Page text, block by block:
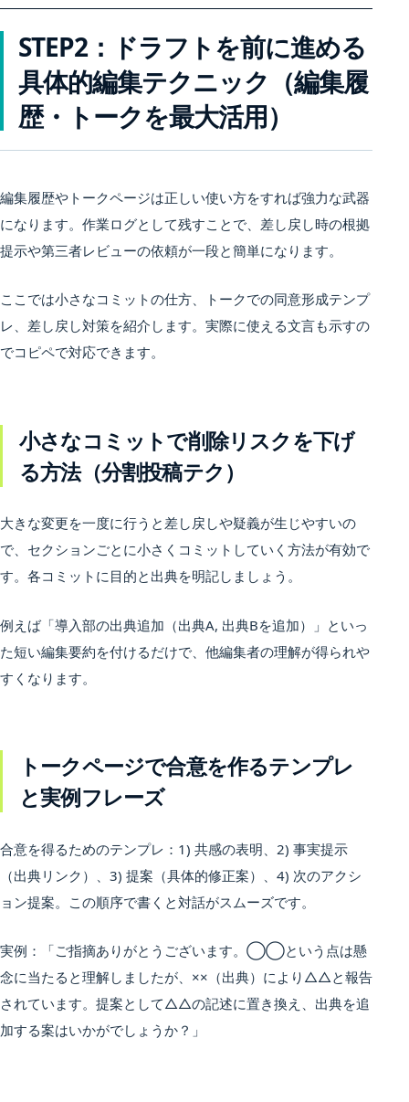
STEP2：ドラフトを前に進める
具体的編集テクニック（編集履
歴・トークを最大活用）
編集履歴やトークページは正しい使い方をすれば強力な武器
になります。作業ログとして残すことで、差し戻し時の根拠
提示や第三者レビューの依頼が一段と簡単になります。
ここでは小さなコミットの仕方、トークでの同意形成テンプ
レ、差し戻し対策を紹介します。実際に使える文言も示すの
でコピペで対応できます。
小さなコミットで削除リスクを下げ
る方法（分割投稿テク）
大きな変更を一度に行うと差し戻しや疑義が生じやすいの
で、セクションごとに小さくコミットしていく方法が有効で
す。各コミットに目的と出典を明記しましょう。
例えば「導入部の出典追加（出典A, 出典Bを追加）」といっ
た短い編集要約を付けるだけで、他編集者の理解が得られや
すくなります。
トークページで合意を作るテンプレ
と実例フレーズ
合意を得るためのテンプレ：1) 共感の表明、2) 事実提示
（出典リンク）、3) 提案（具体的修正案）、4) 次のアクシ
ョン提案。この順序で書くと対話がスムーズです。
実例：「ご指摘ありがとうございます。◯◯という点は懸
念に当たると理解しましたが、××（出典）により△△と報告
されています。提案として△△の記述に置き換え、出典を追
加する案はいかがでしょうか？」